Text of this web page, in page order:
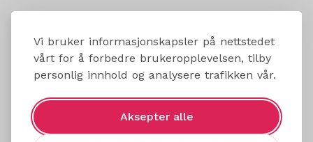
Vi bruker informasjonskapsler på nettstedet
vårt for å forbedre brukeropplevelsen, tilby
personlig innhold og analysere trafikken vår.
Aksepter alle